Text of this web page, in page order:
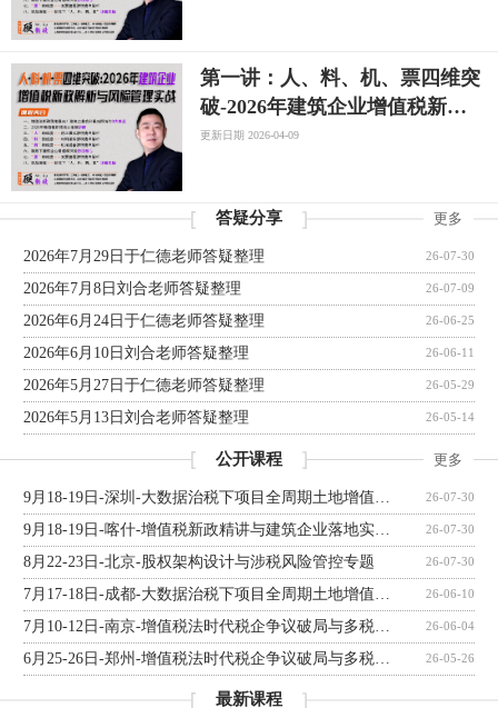
第一讲：人、料、机、票四维突
破-2026年建筑企业增值税新政
解析与风险管理实战专题
更新日期 2026-04-09
答疑分享 更多
2026年7月29日于仁德老师答疑整理 26-07-30
2026年7月8日刘合老师答疑整理 26-07-09
2026年6月24日于仁德老师答疑整理 26-06-25
2026年6月10日刘合老师答疑整理 26-06-11
2026年5月27日于仁德老师答疑整理 26-05-29
2026年5月13日刘合老师答疑整理 26-05-14
公开课程 更多
26-07-30
26-07-30
8月22-23日-北京-股权架构设计与涉税风险管控专题 26-07-30
26-06-10
26-06-04
26-05-26
最新课程